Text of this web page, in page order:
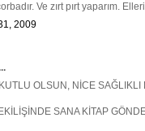
Ve zırt pırt yaparım.
2009
OLSUN, NİCE
SANA KİTAP